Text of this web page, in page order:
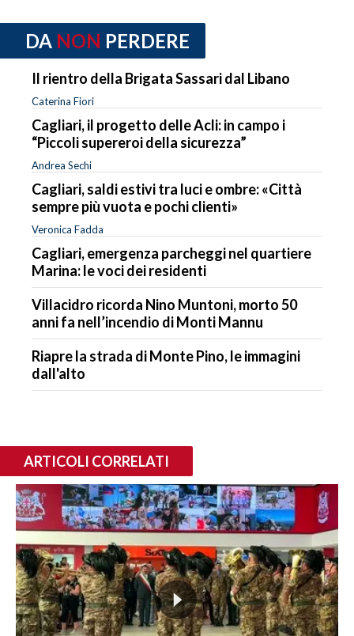
DA NON PERDERE
Il rientro della Brigata Sassari dal Libano
Caterina Fiori
Cagliari, il progetto delle Acli: in campo i
“Piccoli supereroi della sicurezza”
Andrea Sechi
Cagliari, saldi estivi tra luci e ombre: «Città
sempre più vuota e pochi clienti»
Veronica Fadda
Cagliari, emergenza parcheggi nel quartiere
Marina: le voci dei residenti
Villacidro ricorda Nino Muntoni, morto 50
anni fa nell’incendio di Monti Mannu
Riapre la strada di Monte Pino, le immagini
dall'alto
ARTICOLI CORRELATI